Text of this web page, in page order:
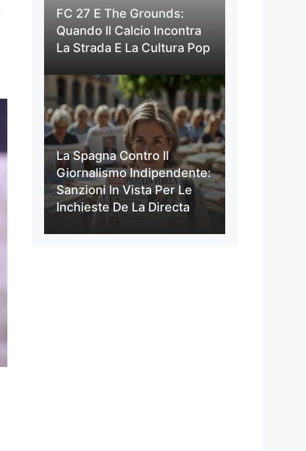
FC 27 E The Grounds:
Quando Il Calcio Incontra
La Strada E La Cultura Pop
La Spagna Contro Il
Giornalismo Indipendente:
Sanzioni In Vista Per Le
Inchieste De La Directa